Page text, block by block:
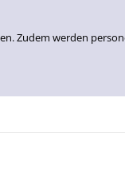
Zudem werden